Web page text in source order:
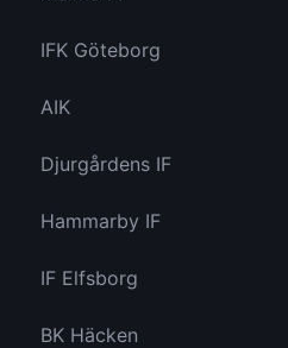
IFK Göteborg
AIK
Djurgårdens IF
Hammarby IF
IF Elfsborg
BK Häcken